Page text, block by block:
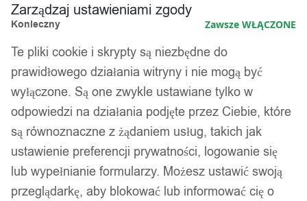
Zarządzaj ustawieniami zgody
Konieczny Zawsze WŁĄCZONE
Te pliki cookie i skrypty są niezbędne do
prawidłowego działania witryny i nie mogą być
wyłączone. Są one zwykle ustawiane tylko w
odpowiedzi na działania podjęte przez Ciebie, które
są równoznaczne z żądaniem usług, takich jak
ustawienie preferencji prywatności, logowanie się
lub wypełnianie formularzy. Możesz ustawić swoją
przeglądarkę, aby blokować lub informować cię o